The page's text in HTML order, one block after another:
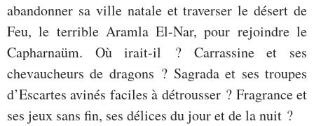
abandonner sa ville natale et traverser le désert de
Feu, le terrible Aramla El-Nar, pour rejoindre le
Capharnaüm. Où irait-il ? Carrassine et ses
chevaucheurs de dragons ? Sagrada et ses troupes
d’Escartes avinés faciles à détrousser ? Fragrance et
ses jeux sans fin, ses délices du jour et de la nuit ?